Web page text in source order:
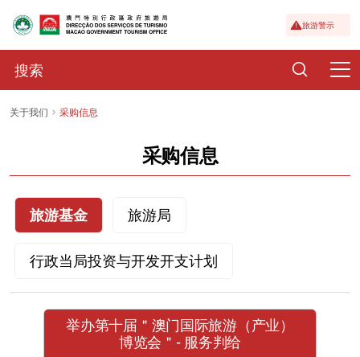
旅游警示
关于我们 采购信息
采购信息
旅游基金 旅游局
行政当局投资与开发开支计划
举办第十届＂澳门国际旅游（产业）
博览会＂- 服务判给